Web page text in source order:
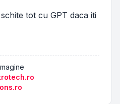
tot cu GPT daca iti